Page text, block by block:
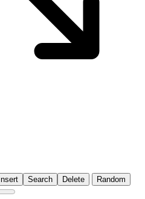
Insert
Search Delete
Random